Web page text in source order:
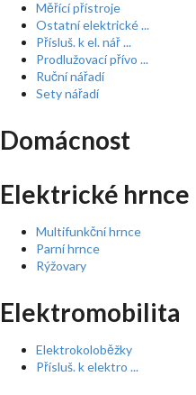
Měřící přístroje
Ostatní elektrické ...
Přísluš. k el. nář ...
Prodlužovací přívo ...
Ruční nářadí
Sety nářadí
Domácnost
Elektrické hrnce
Multifunkční hrnce
Parní hrnce
Rýžovary
Elektromobilita
Elektrokoloběžky
Přísluš. k elektro ...